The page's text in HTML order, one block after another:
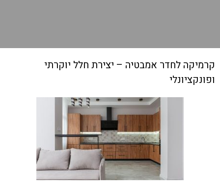
קרמיקה לחדר אמבטיה – יצירת חלל יוקרתי
ופונקציונלי